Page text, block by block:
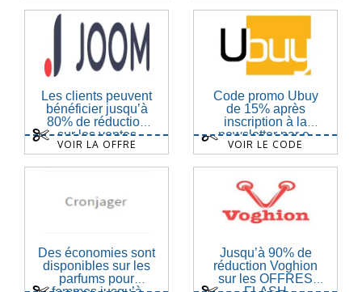
Les clients peuvent
bénéficier jusqu’à
80% de réduction
sur les ventes
VOIR LA OFFRE
Code promo Ubuy
de 15% après
inscription à la
newsletter par e-
mail
VOIR LE CODE
Des économies sont
disponibles sur les
parfums pour
Jusqu’à 90% de
réduction Voghion
sur les OFFRES